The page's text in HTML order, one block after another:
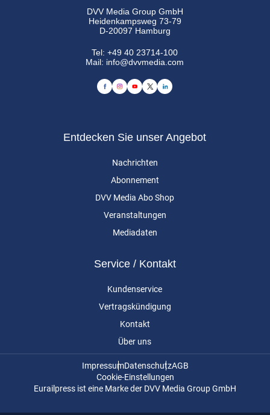
DVV Media Group GmbH
Heidenkampsweg 73-79
D-20097 Hamburg
Tel:+49 40 23714-100
Mail: info@dvvmedia.com
Entdecken Sie unser Angebot
Nachrichten
Abonnement
DVV Media Abo Shop
Veranstaltungen
Mediadaten
Service / Kontakt
Kundenservice
Vertragskündigung
Kontakt
Über uns
ImpressumDatenschutzAGB
Cookie-Einstellungen
Eurailpress ist eine Marke der DVV Media Group GmbH